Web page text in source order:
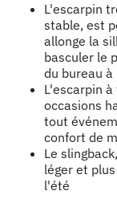
L'escarpin
stable, est
allonge la
basculer le
du bureau
L'escarpin
occasions
tout
confort de
Le
léger et
l'été